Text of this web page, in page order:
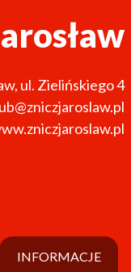
, ul. Zielińskiego 4
INFORMACJE